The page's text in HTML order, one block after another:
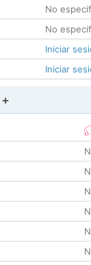
No
No
Iniciar
Iniciar